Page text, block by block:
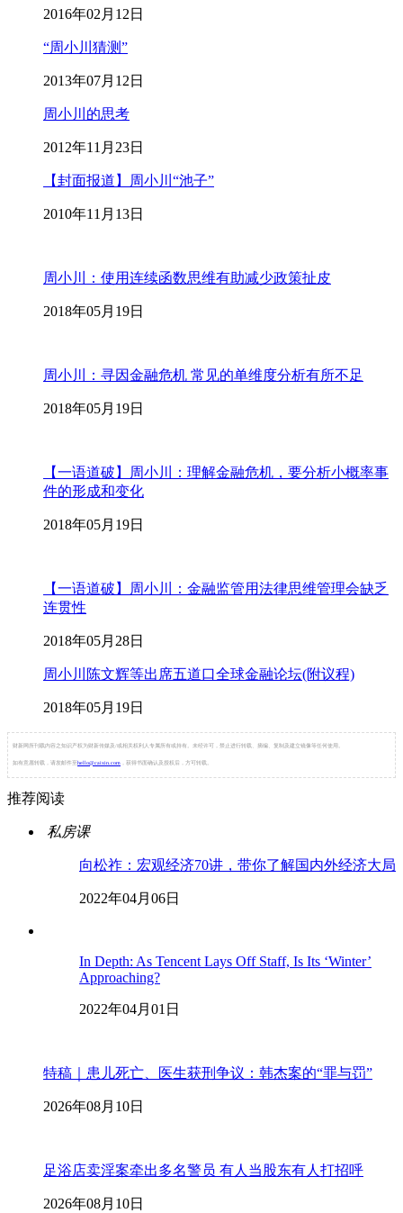
2016年02月12日
“周小川猜测”
2013年07月12日
周小川的思考
2012年11月23日
【封面报道】周小川“池子”
2010年11月13日
周小川：使用连续函数思维有助减少政策扯皮
2018年05月19日
周小川：寻因金融危机 常见的单维度分析有所不足
2018年05月19日
【一语道破】周小川：理解金融危机，要分析小概率事
件的形成和变化
2018年05月19日
【一语道破】周小川：金融监管用法律思维管理会缺乏
连贯性
2018年05月28日
周小川陈文辉等出席五道口全球金融论坛(附议程)
2018年05月19日
财新网所刊载内容之知识产权为财新传媒及/或相关权利人专属所有或持有。未经许可，禁止进行转载、摘编、复制及建立镜像等任何使用。
如有意愿转载，请发邮件至 hello@caixin.com ，获得书面确认及授权后，方可转载。
推荐阅读
私房课
向松祚：宏观经济70讲，带你了解国内外经济大局
2022年04月06日
In Depth: As Tencent Lays Off Staff, Is Its ‘Winter’
Approaching?
2022年04月01日
特稿｜患儿死亡、医生获刑争议：韩杰案的“罪与罚”
2026年08月10日
足浴店卖淫案牵出多名警员 有人当股东有人打招呼
2026年08月10日